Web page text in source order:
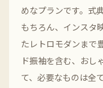
めなプランです。式
もちろん、インスタ
たレトロモダンまで
ド振袖を含む、おし
て、必要なものは全